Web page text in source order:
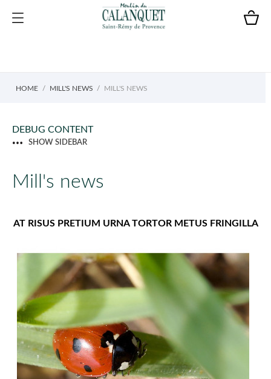
HOME MILL'S NEWS MILL'S NEWS
DEBUG CONTENT
SHOW SIDEBAR
Mill's news
AT RISUS PRETIUM URNA TORTOR METUS FRINGILLA